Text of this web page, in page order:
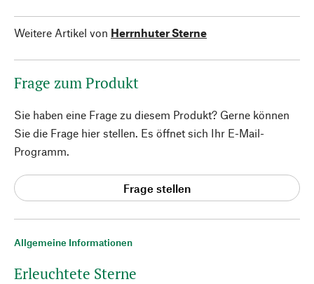
Allgemeine Informationen
Erleuchtete Sterne
Weitere Artikel von Herrnhuter Sterne
Frage zum Produkt
Sie haben eine Frage zu diesem Produkt? Gerne können
Sie die Frage hier stellen. Es öffnet sich Ihr E-Mail-
Programm.
Frage stellen